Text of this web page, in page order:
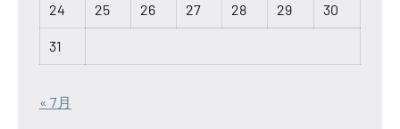
24 25 26 27 28 29 30
31
« 7月